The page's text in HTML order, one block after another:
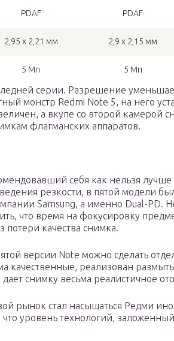
PDAF PDAF
2,95 х 2,21 мм 2,9 х 2,15 мм
5 Мп 5 Мп
серии. Разрешение
монстр Redmi Note 5, на него
а вкупе со второй камерой
флагманских аппаратов.
себя как нельзя
резкости, в пятой модели
Samsung, а именно Dual-PD.
что время на фокусировку
потери качества снимка.
версии Note можно сделать
качественные, реализован
снимку весьма реалистичное
рынок стал насыщаться Редми
что уровень технологий,